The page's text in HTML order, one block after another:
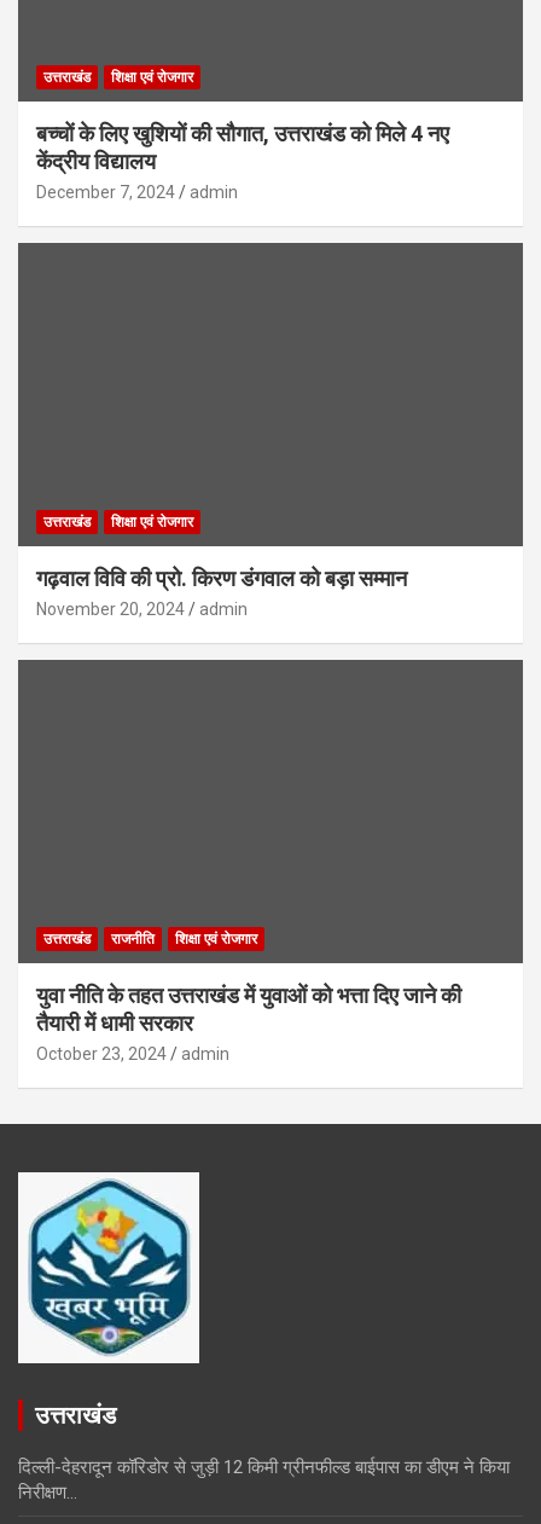
उत्तराखंड शिक्षा एवं रोजगार
बच्चों के लिए खुशियों की सौगात, उत्तराखंड को मिले 4 नए
केंद्रीय विद्यालय
December 7, 2024 admin
उत्तराखंड शिक्षा एवं रोजगार
गढ़वाल विवि की प्रो. किरण डंगवाल को बड़ा सम्मान
November 20, 2024 admin
उत्तराखंड राजनीति शिक्षा एवं रोजगार
युवा नीति के तहत उत्तराखंड में युवाओं को भत्ता दिए जाने की
तैयारी में धामी सरकार
October 23, 2024 admin
उत्तराखंड
दिल्ली-देहरादून कॉरिडोर से जुड़ी 12 किमी ग्रीनफील्ड बाईपास का डीएम ने किया
निरीक्षण…